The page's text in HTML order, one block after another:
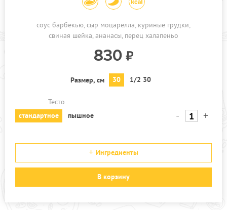
соус барбекью сыр моцарелла куриные грудки
свиная шейка ананасы перец халапеньо
830
Размер, см 30 1/2 30
Тесто
стандартное
пышное - +
Ингредиенты
В корзину